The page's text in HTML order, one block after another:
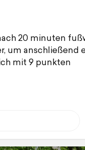
20 minuten
um anschließend
mit 9 punkten